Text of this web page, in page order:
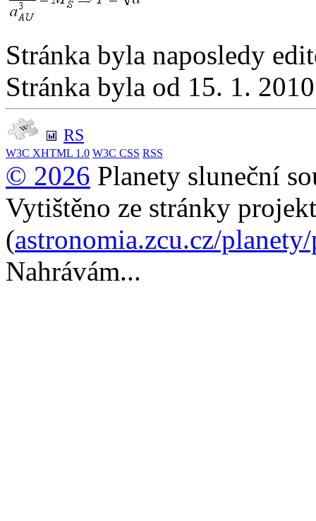
Stránka byla naposledy
Stránka byla od 15. 1.
RS
W3C XHTML 1.0 W3C CSS RSS
© 2026 Planety sluneční
Vytištěno ze stránky
(astronomia.zcu.cz/
Nahrávám...